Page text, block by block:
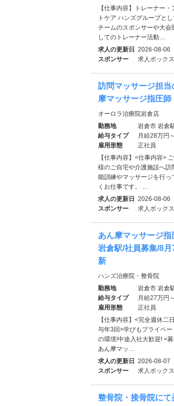
【仕事内容】トレーナー・
トケア ハンズグループと
チームのスポンサーや大会
してのトレーナー活動…
求人の更新日 2026-08-06
スポンサー
求人ボックス
訪問マッサージ担当
摩マッサージ指圧師
オーロラ治療院岩倉店
勤務地
岩倉市 岩倉
給与タイプ
月給28万円
雇用形態
正社員
【仕事内容】<仕事内容>
様のご自宅や介護施設へ訪
能訓練やマッサージを行っ
くお仕事です。 …
求人の更新日 2026-08-06
スポンサー
求人ボックス
あん摩マッサージ指
岩倉駅/社員募集/8月
新
ハンズ治療院・整骨院
勤務地
岩倉市 岩倉
給与タイプ
月給27万円
雇用形態
正社員
【仕事内容】<完全週休二
与年3回>学びもプライベー
の環境!中途入社大歓迎! <
あん摩マッ…
求人の更新日 2026-08-07
スポンサー
求人ボックス
整骨院・接骨院にて